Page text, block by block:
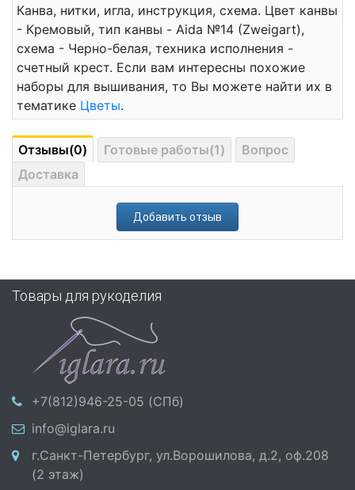
Канва, нитки, игла, инструкция, схема. Цвет канвы
- Кремовый, тип канвы - Aida №14 (Zweigart),
схема - Черно-белая, техника исполнения -
счетный крест. Если вам интересны похожие
наборы для вышивания, то Вы можете найти их в
тематике Цветы.
Отзывы(0) Готовые работы(1)
Вопрос
Доставка
Добавить отзыв
Товары для рукоделия
+7(812)946-25-05 (СПб)
info@iglara.ru
г.Санкт-Петербург, ул.Ворошилова, д.2, оф.208
(2 этаж)